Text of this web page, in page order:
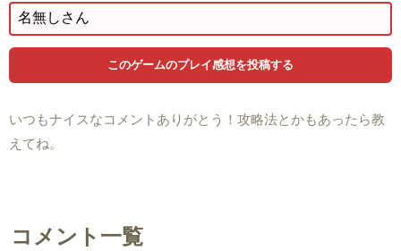
いつもナイスなコメントありがとう！攻略法とかもあったら教
えてね。
コメント一覧